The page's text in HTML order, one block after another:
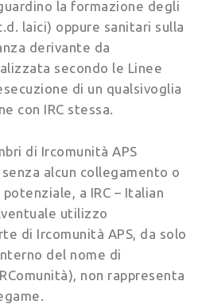
la formazione degli
laici) oppure sanitari sulla
derivante da
secondo le Linee
di un qualsivoglia
con IRC stessa.
di Ircomunità APS
alcun collegamento o
a IRC – Italian
utilizzo
di Ircomunità APS, da solo
del nome di
non rappresenta